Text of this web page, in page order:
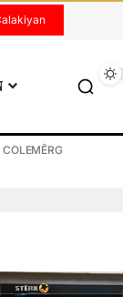
COLEMÊRG